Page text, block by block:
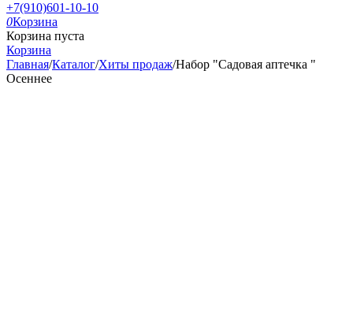
+7(910)601-10-10
0Корзина
Корзина пуста
Корзина
Главная/Каталог/Хиты продаж/Набор "Садовая аптечка "
Осеннее